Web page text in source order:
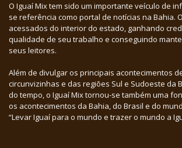
O Iguaí Mix tem sido um importante veículo de
se referência como portal de notícias na Bahia.
acessados do interior do estado, ganhando
qualidade de seu trabalho e conseguindo
seus leitores.
Além de divulgar os principais acontecimentos
circunvizinhas e das regiões Sul e Sudoeste da
do tempo, o Iguaí Mix tornou-se também uma
os acontecimentos da Bahia, do Brasil e do
“Levar Iguaí para o mundo e trazer o mundo a